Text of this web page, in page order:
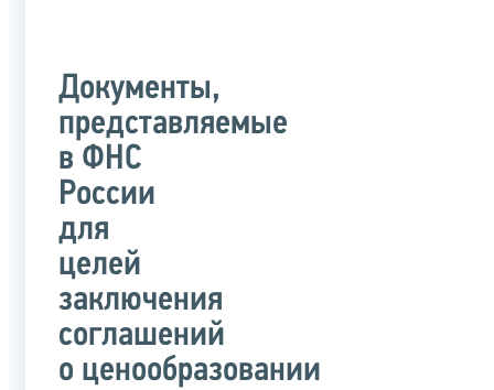
Документы,
представляемые
в ФНС
России
для
целей
заключения
соглашений
о ценообразовании